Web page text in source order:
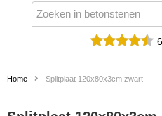
Home Splitplaat 120x80x3cm zwart